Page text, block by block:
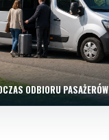
ODBIORU PASAŻERÓW